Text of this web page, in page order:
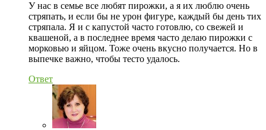
У нас в семье все любят пирожки, а я их люблю очень
стряпать, и если бы не урон фигуре, каждый бы день тих
стряпала. Я и с капустой часто готовлю, со свежей и
квашеной, а в последнее время часто делаю пирожки с
морковью и яйцом. Тоже очень вкусно получается. Но в
выпечке важно, чтобы тесто удалось.
Ответ